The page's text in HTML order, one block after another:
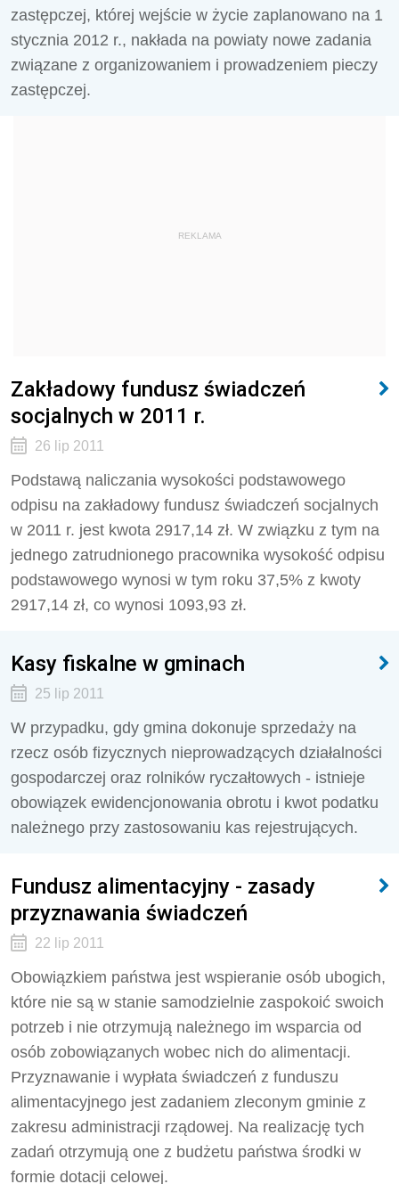
zastępczej, której wejście w życie zaplanowano na 1
stycznia 2012 r., nakłada na powiaty nowe zadania
związane z organizowaniem i prowadzeniem pieczy
zastępczej.
REKLAMA
Zakładowy fundusz świadczeń
socjalnych w 2011 r.
26 lip 2011
Podstawą naliczania wysokości podstawowego
odpisu na zakładowy fundusz świadczeń socjalnych
w 2011 r. jest kwota 2917,14 zł. W związku z tym na
jednego zatrudnionego pracownika wysokość odpisu
podstawowego wynosi w tym roku 37,5% z kwoty
2917,14 zł, co wynosi 1093,93 zł.
Kasy fiskalne w gminach
25 lip 2011
W przypadku, gdy gmina dokonuje sprzedaży na
rzecz osób fizycznych nieprowadzących działalności
gospodarczej oraz rolników ryczałtowych - istnieje
obowiązek ewidencjonowania obrotu i kwot podatku
należnego przy zastosowaniu kas rejestrujących.
Fundusz alimentacyjny - zasady
przyznawania świadczeń
22 lip 2011
Obowiązkiem państwa jest wspieranie osób ubogich,
które nie są w stanie samodzielnie zaspokoić swoich
potrzeb i nie otrzymują należnego im wsparcia od
osób zobowiązanych wobec nich do alimentacji.
Przyznawanie i wypłata świadczeń z funduszu
alimentacyjnego jest zadaniem zleconym gminie z
zakresu administracji rządowej. Na realizację tych
zadań otrzymują one z budżetu państwa środki w
formie dotacji celowej.